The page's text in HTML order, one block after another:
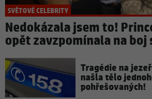
SVĚTOVÉ CELEBRITY
Nedokázala jsem to!
opět zavzpomínala na boj
Tragédie na
našla tělo
pohřešovaných!